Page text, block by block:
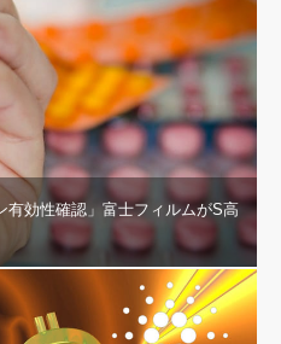
効性確認」富士フィルムがS高